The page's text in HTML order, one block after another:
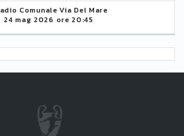
Comunale Via Del Mare
24 mag 2026 ore 20:45